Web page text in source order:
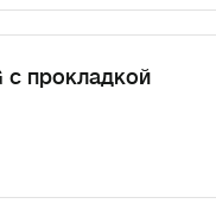
с прокладкой